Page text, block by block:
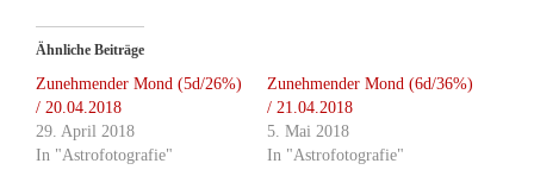
Ähnliche Beiträge
Zunehmender Mond (5d/26%)
/ 20.04.2018
29. April 2018
In "Astrofotografie"
Zunehmender Mond (6d/36%)
/ 21.04.2018
5. Mai 2018
In "Astrofotografie"